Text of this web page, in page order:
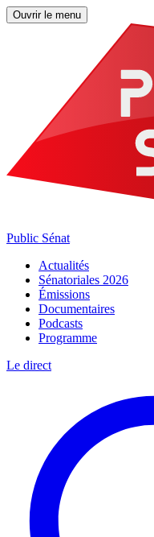
Ouvrir le menu
Public Sénat
Actualités
Sénatoriales 2026
Émissions
Documentaires
Podcasts
Programme
Le direct